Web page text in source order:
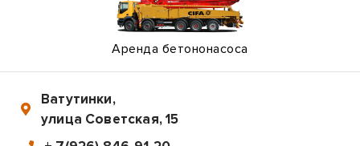
Аренда бетононасоса
Ватутинки,
улица Советская, 15